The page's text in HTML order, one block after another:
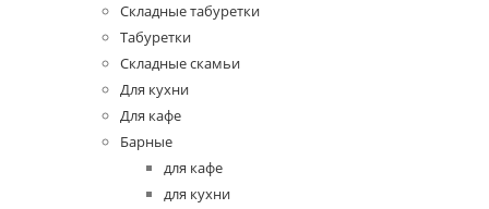
Складные табуретки
Табуретки
Складные скамьи
Для кухни
Для кафе
Барные
для кафе
для кухни